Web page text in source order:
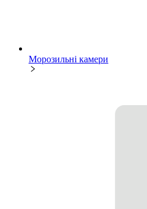
Морозильні камери